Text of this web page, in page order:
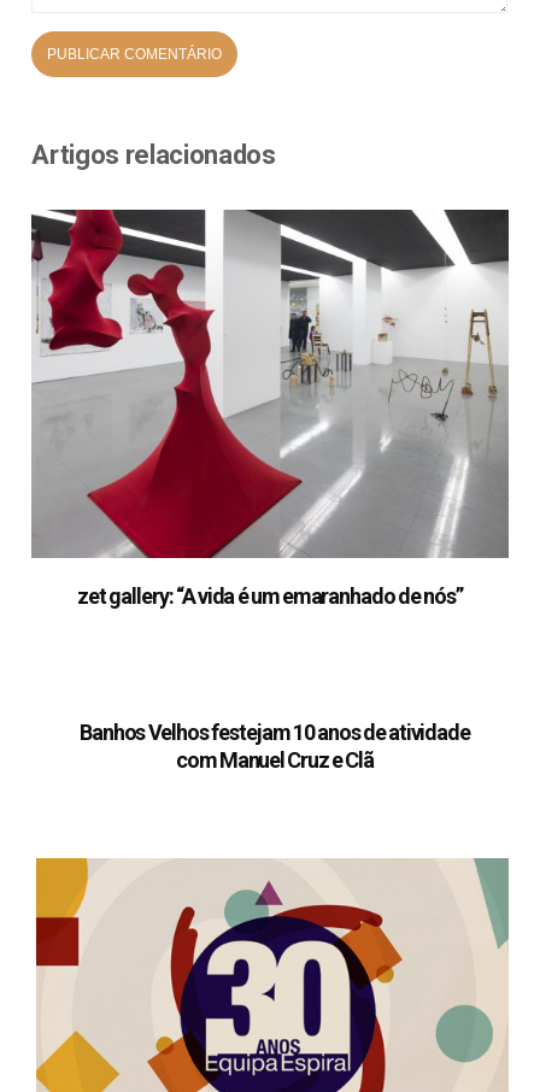
Artigos relacionados
zet gallery: “A vida é um emaranhado de nós”
Banhos Velhos festejam 10 anos de atividade
com Manuel Cruz e Clã